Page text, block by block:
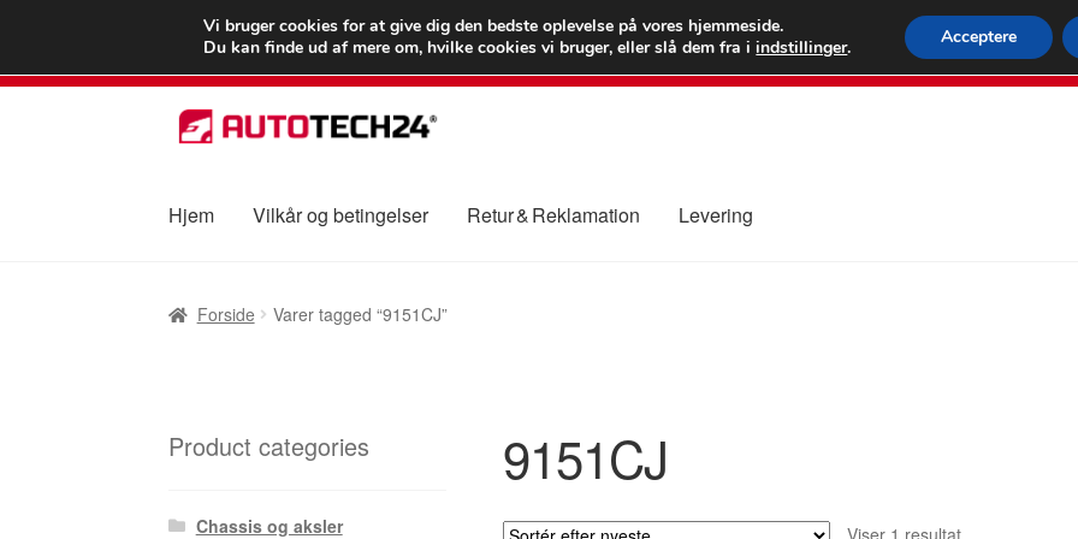
LEVERING fra 55 kr.
FEDEX
80 82
Spring
til
Spring
til
Hjem Vilkår og betingelser Retur & Reklamation Levering
Forside Varer tagged “9151CJ”
9151CJ
Viser 1 resultat
Product categories
Chassis og aksler
Vi bruger cookies for at give dig den bedste oplevelse på vores hjemmeside.
Du kan finde ud af mere om, hvilke cookies vi bruger, eller slå dem fra iindstillinger. Acceptere